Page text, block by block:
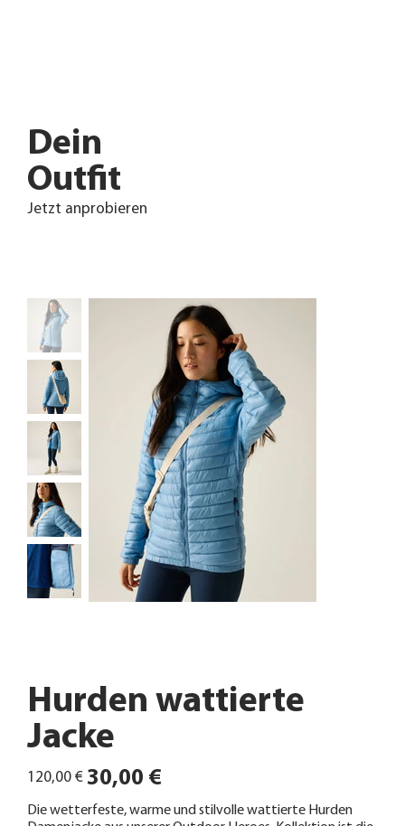
Hurden wattierte
Jacke
Ursprünglicher
Preis
120,00 € Angebotspreis
30,00 €
Die wetterfeste, warme und stilvolle wattierte Hurden
Dein
Outfit
Jetzt anprobieren